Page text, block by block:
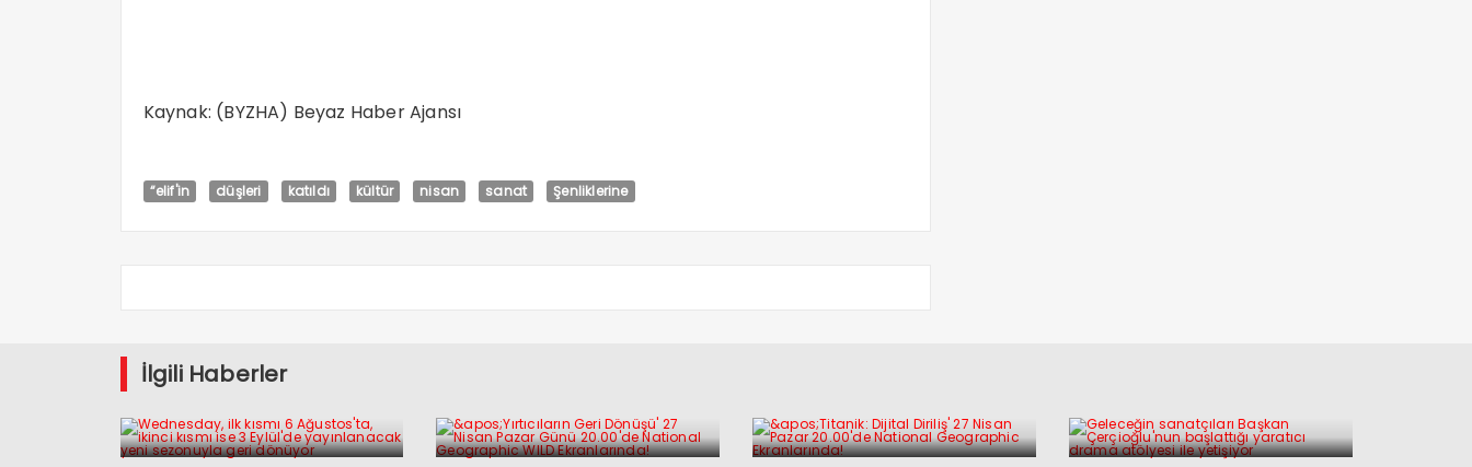
Kaynak: (BYZHA) Beyaz Haber Ajansı
“elif'in düşleri katıldı kültür nisan sanat Şenliklerine
İlgili Haberler